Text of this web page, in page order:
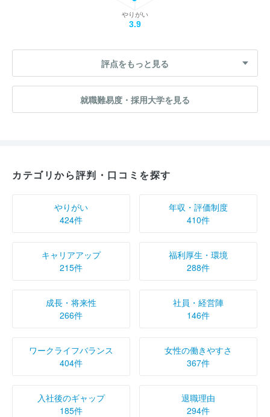
やりがい
3.9
評点をもっと見る
就職難易度・採用大学を見る
カテゴリから評判・口コミを探す
やりがい
424件
年収・評価制度
410件
キャリアアップ
215件
福利厚生・環境
288件
成長・将来性
266件
社員・経営陣
146件
ワークライフバランス
404件
女性の働きやすさ
367件
入社後のギャップ
185件
退職理由
294件